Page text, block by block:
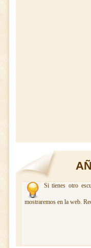
Si tienes otro
mostraremos en la web.